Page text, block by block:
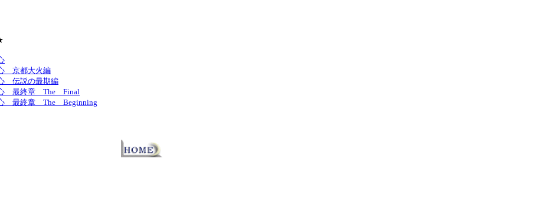
京都大火編
伝説の最期編
心 最終章 The Final
最終章 The Beginning